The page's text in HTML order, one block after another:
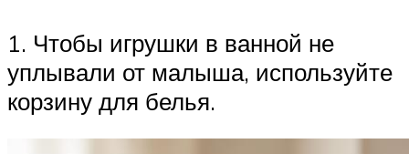
1. Чтобы игрушки в ванной не
уплывали от малыша, используйте
корзину для белья.